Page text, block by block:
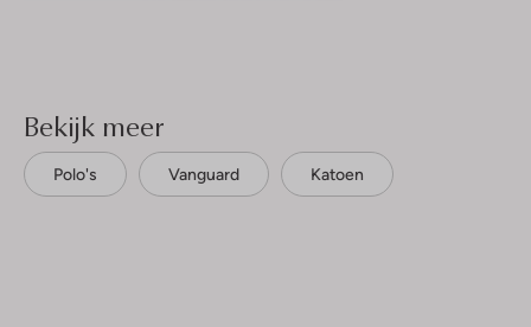
Bekijk meer
Polo's Vanguard Katoen